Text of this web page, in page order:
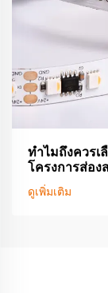
ทำไมถึงควรเ
โครงการส่อ
ดูเพิ่มเติม